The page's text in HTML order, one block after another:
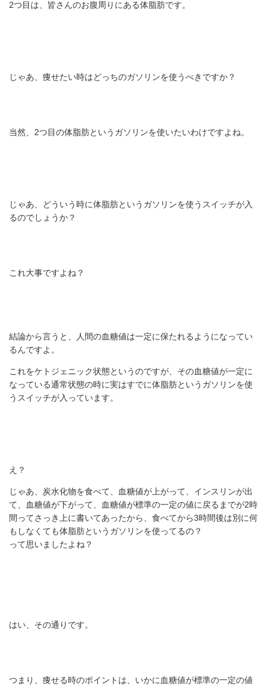
2つ目は、皆さんのお腹周りにある体脂肪です。
じゃあ、痩せたい時はどっちのガソリンを使うべきですか？
当然、2つ目の体脂肪というガソリンを使いたいわけですよね。
じゃあ、どういう時に体脂肪というガソリンを使うスイッチが入
るのでしょうか？
これ大事ですよね？
結論から言うと、人間の血糖値は一定に保たれるようになってい
るんですよ。
これをケトジェニック状態というのですが、その血糖値が一定に
なっている通常状態の時に実はすでに体脂肪というガソリンを使
うスイッチが入っています。
え？
じゃあ、炭水化物を食べて、血糖値が上がって、インスリンが出
て、血糖値が下がって、血糖値が標準の一定の値に戻るまでが2時
間ってさっき上に書いてあったから、食べてから3時間後は別に何
もしなくても体脂肪というガソリンを使ってるの？
って思いましたよね？
はい、その通りです。
つまり、痩せる時のポイントは、いかに血糖値が標準の一定の値